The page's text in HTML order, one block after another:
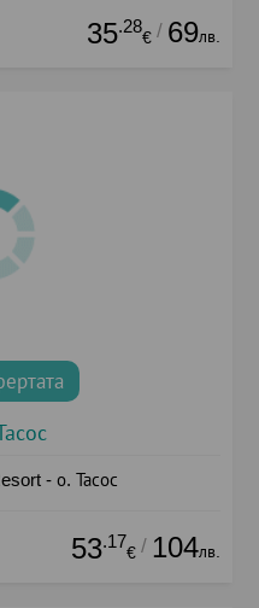
35.28
€ / 69лв.
- о. Тасос
53.17
€ / 104лв.